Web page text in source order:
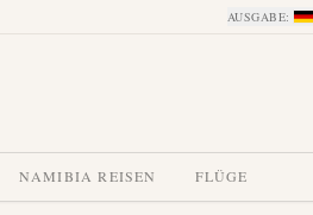
AUSGABE:
NAMIBIA REISEN FLÜGE